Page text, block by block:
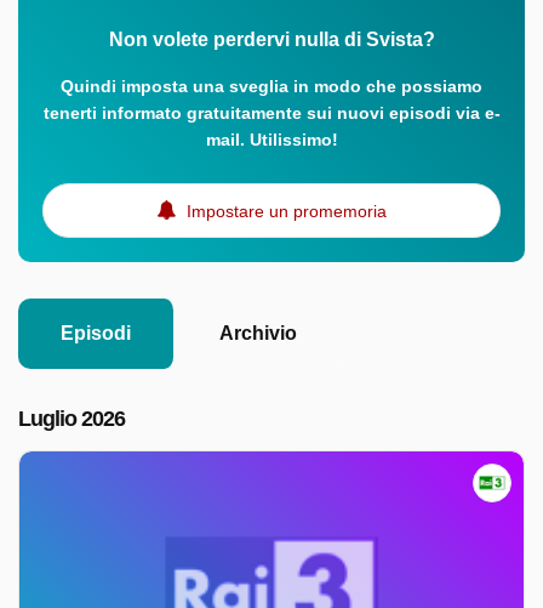
Non volete perdervi nulla di Svista?
Quindi imposta una sveglia in modo che possiamo
tenerti informato gratuitamente sui nuovi episodi via e-
mail. Utilissimo!
Impostare un promemoria
Episodi Archivio
Luglio 2026